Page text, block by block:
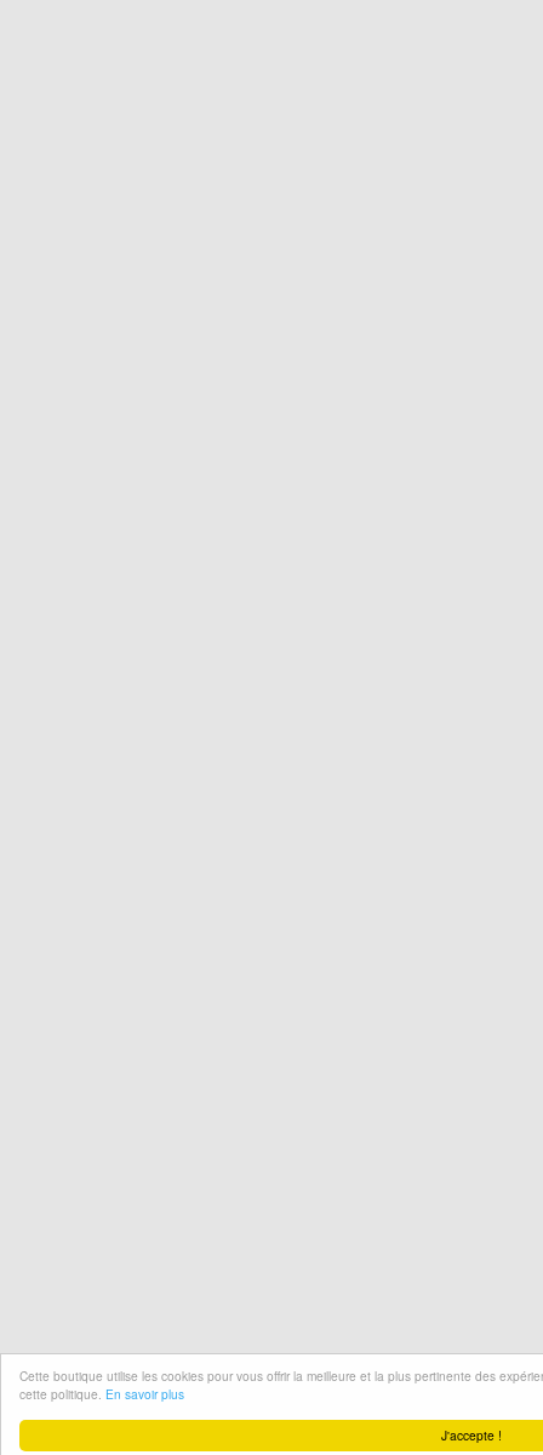
J'accepte !
Cette boutique utilise les cookies pour vous offrir la meilleure et la plus pertinente des
cette politique. En savoir plus